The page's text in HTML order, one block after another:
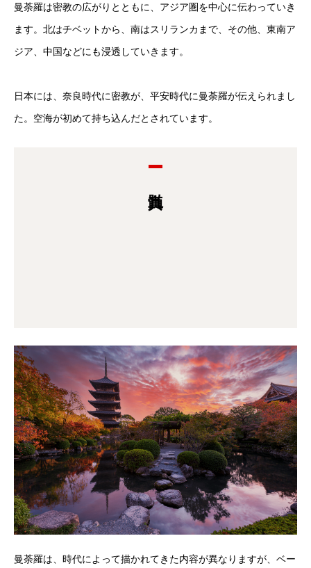
曼荼羅は密教の広がりとともに、アジア圏を中心に伝わっていき
ます。北はチベットから、南はスリランカまで、その他、東南ア
ジア、中国などにも浸透していきます。
日本には、奈良時代に密教が、平安時代に曼荼羅が伝えられまし
た。空海が初めて持ち込んだとされています。
曼荼羅は、時代によって描かれてきた内容が異なりますが、ベー